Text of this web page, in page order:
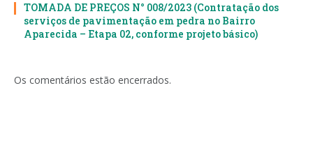
TOMADA DE PREÇOS N° 008/2023 (Contratação dos
serviços de pavimentação em pedra no Bairro
Aparecida – Etapa 02, conforme projeto básico)
Os comentários estão encerrados.